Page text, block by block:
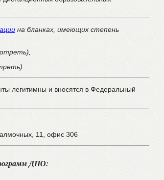
на бланках, имеющих степень
легитимны и вносятся в Федеральный
11, офис 306
ДПО: